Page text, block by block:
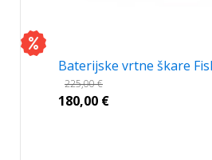
Baterijske vrtne škare
225,00€
180,00 €